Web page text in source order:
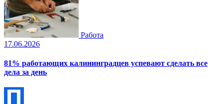
Работа
17.06.2026
81% работающих калининградцев успевают сделать все
дела за день